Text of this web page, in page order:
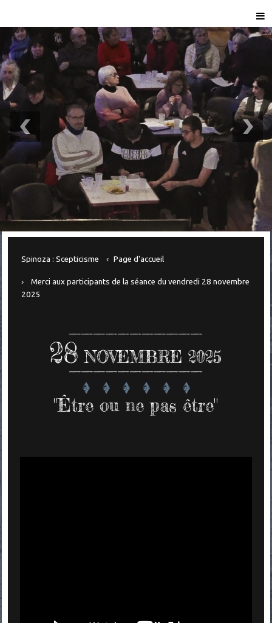
Spinoza : Scepticisme Page d'accueil
Merci aux participants de la séance du vendredi 28 novembre
2025
28 NOVEMBRE 2025
"Être ou ne pas être"